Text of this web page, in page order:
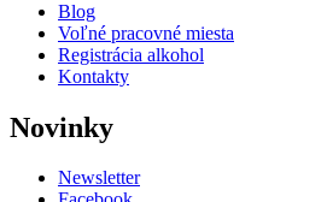
Blog
Voľné pracovné miesta
Registrácia alkohol
Kontakty
Novinky
Newsletter